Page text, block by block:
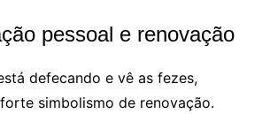
pessoal e renovação
defecando e vê as fezes,
simbolismo de renovação.